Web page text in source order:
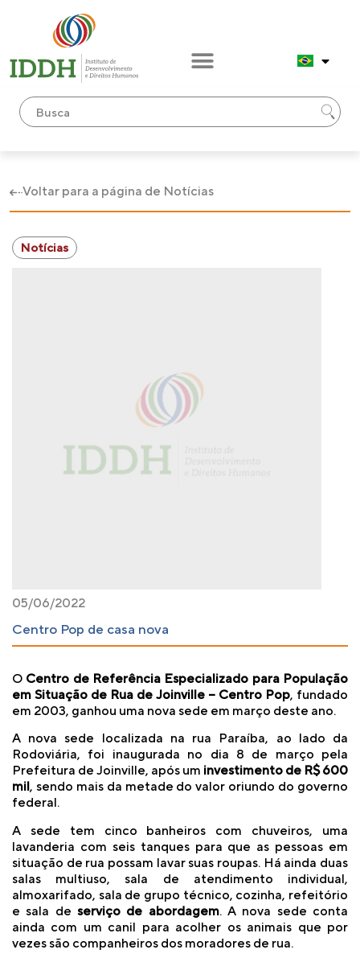
Voltar para a página de Notícias
Notícias
05/06/2022
Centro Pop de casa nova
O Centro de Referência Especializado para População
em Situação de Rua de Joinville – Centro Pop, fundado
em 2003, ganhou uma nova sede em março deste ano.
A nova sede localizada na rua Paraíba, ao lado da
Rodoviária, foi inaugurada no dia 8 de março pela
Prefeitura de Joinville, após um investimento de R$ 600
mil, sendo mais da metade do valor oriundo do governo
federal.
A sede tem cinco banheiros com chuveiros, uma
lavanderia com seis tanques para que as pessoas em
situação de rua possam lavar suas roupas. Há ainda duas
salas multiuso, sala de atendimento individual,
almoxarifado, sala de grupo técnico, cozinha, refeitório
e sala de serviço de abordagem. A nova sede conta
ainda com um canil para acolher os animais que por
vezes são companheiros dos moradores de rua.